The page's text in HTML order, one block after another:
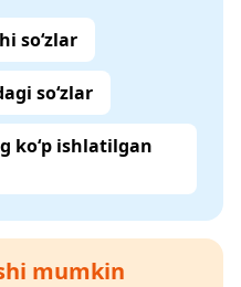
so‘zlar
so‘zlar
ko‘p ishlatilgan
mumkin